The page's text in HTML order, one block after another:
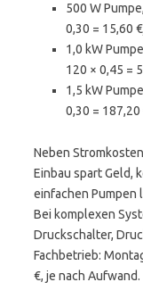
500 W
0,30 = 15,60
1,0 kW
120 × 0,45 =
1,5 kW
0,30 = 187,20
Neben
Einbau spart Geld,
einfachen Pumpen
Bei komplexen
Druckschalter,
Fachbetrieb:
€, je nach Aufwand.